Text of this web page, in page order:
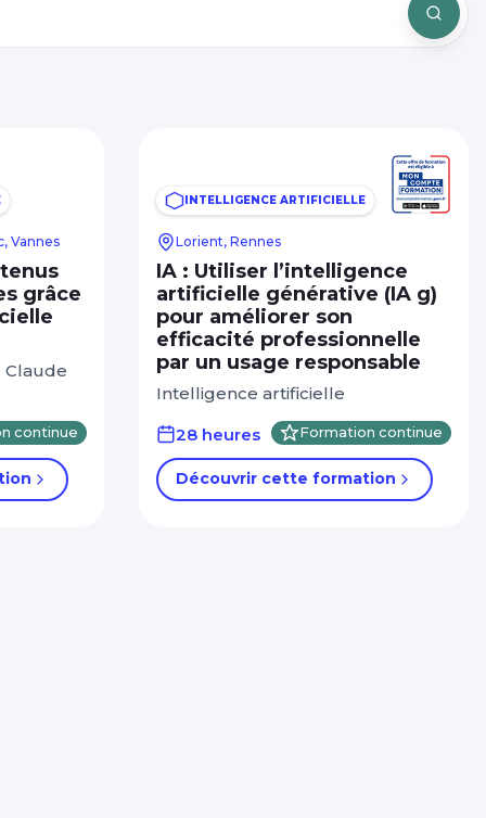
Vannes
grâce
Claude
continue
INTELLIGENCE ARTIFICIELLE
Lorient, Rennes
IA : Utiliser l’intelligence
artificielle générative (IA g)
pour améliorer son
efficacité professionnelle
par un usage responsable
Intelligence artificielle
28 heures
Formation continue
Découvrir cette formation